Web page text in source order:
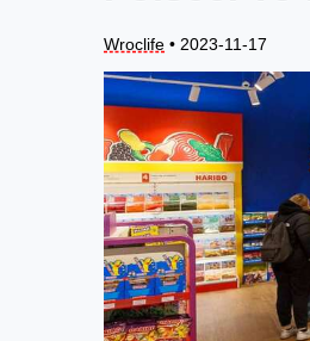
Wroclife • 2023-11-17